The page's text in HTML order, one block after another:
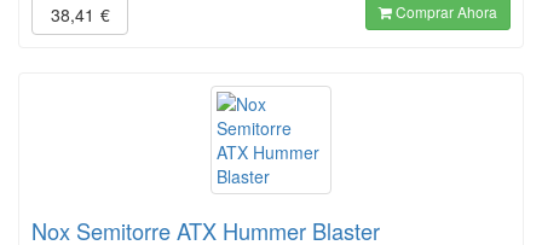
38,41 € Comprar Ahora
Nox Semitorre ATX Hummer Blaster